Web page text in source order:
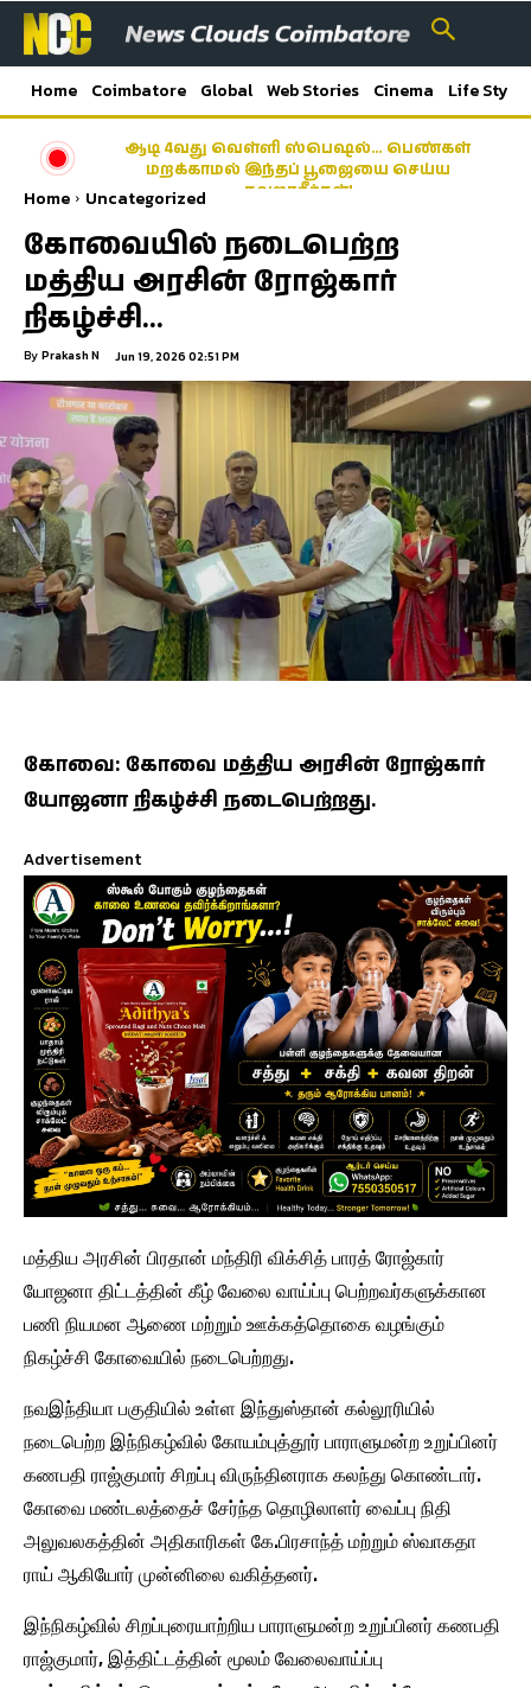
Home Coimbatore Global Web Stories Cinema Life Style
ஆடி 4வது வெள்ளி ஸ்பெஷல்… பெண்கள்
மறக்காமல் இந்தப் பூஜையை செய்ய
தவறாதீர்கள்!
Home Uncategorized
கோவையில் நடைபெற்ற
மத்திய அரசின் ரோஜ்கார்
நிகழ்ச்சி…
By Prakash N Jun 19, 2026 02:51 PM
கோவை: கோவை மத்திய அரசின் ரோஜ்கார்
யோஜனா நிகழ்ச்சி நடைபெற்றது.
Advertisement
மத்திய அரசின் பிரதான் மந்திரி விக்சித் பாரத் ரோஜ்கார்
யோஜனா திட்டத்தின் கீழ் வேலை வாய்ப்பு பெற்றவர்களுக்கான
பணி நியமன ஆணை மற்றும் ஊக்கத்தொகை வழங்கும்
நிகழ்ச்சி கோவையில் நடைபெற்றது.
நவஇந்தியா பகுதியில் உள்ள இந்துஸ்தான் கல்லூரியில்
நடைபெற்ற இந்நிகழ்வில் கோயம்புத்தூர் பாராளுமன்ற உறுப்பினர்
கணபதி ராஜ்குமார் சிறப்பு விருந்தினராக கலந்து கொண்டார்.
கோவை மண்டலத்தைச் சேர்ந்த தொழிலாளர் வைப்பு நிதி
அலுவலகத்தின் அதிகாரிகள் கே.பிரசாந்த் மற்றும் ஸ்வாகதா
ராய் ஆகியோர் முன்னிலை வகித்தனர்.
இந்நிகழ்வில் சிறப்புரையாற்றிய பாராளுமன்ற உறுப்பினர் கணபதி
ராஜ்குமார், இத்திட்டத்தின் மூலம் வேலைவாய்ப்பு